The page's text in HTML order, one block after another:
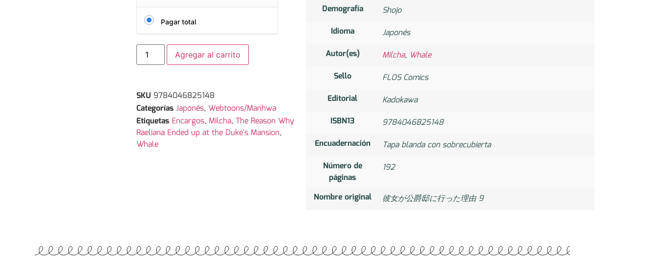
Pagar total
Agregar al carrito
SKU 9784046825148
Categorías Japonés, Webtoons/Manhwa
Etiquetas Encargos, Milcha,The Reason Why
Raeliana Ended up at the Duke's Mansion,
Whale
Demografía
Shojo
Idioma
Japonés
Autor(es)
Milcha, Whale
Sello
FLOS Comics
Editorial
Kadokawa
ISBN13
9784046825148
Encuadernación
Tapa blanda con sobrecubierta
Número de
páginas
192
Nombre original 彼女が公爵邸に行った理由 9